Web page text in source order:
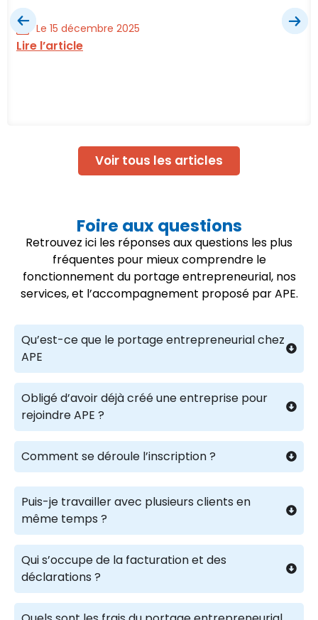
Le 15 décembre 2025
Lire l’article
Voir tous les articles
Foire aux questions
Retrouvez ici les réponses aux questions les plus
fréquentes pour mieux comprendre le
fonctionnement du portage entrepreneurial, nos
services, et l’accompagnement proposé par APE.
Qu’est-ce que le portage entrepreneurial chez
APE
Obligé d’avoir déjà créé une entreprise pour
rejoindre APE ?
Comment se déroule l’inscription ?
Puis-je travailler avec plusieurs clients en
même temps ?
Qui s’occupe de la facturation et des
déclarations ?